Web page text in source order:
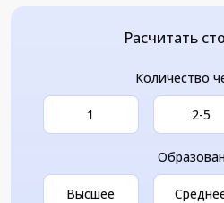
Расчитать
Количество
1 2-5
Высшее